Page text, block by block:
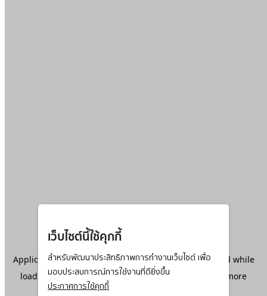
เว็บไซต์นี้ใช้คุกกี้
สำหรับพัฒนาประสิทธิภาพการทำงานเว็บไซต์ เพื่อ
มอบประสบการณ์การใช้งานที่ดียิ่งขึ้น
ประกาศการใช้คุกกี้
Application error: aclient-side exception has occurred while
loadingwww.ktc.co.th(see the browser console
for more
information).